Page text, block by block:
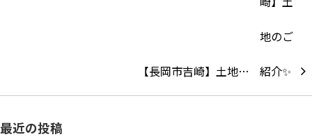
【長岡市吉崎】土地…
最近の投稿